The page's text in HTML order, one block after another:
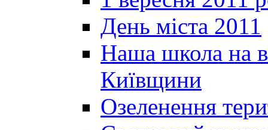
День міста 2011
Наша школа на
Київщини
Озеленення